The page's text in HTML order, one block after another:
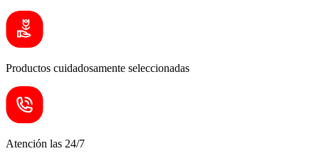
Productos cuidadosamente seleccionadas
Atención las 24/7